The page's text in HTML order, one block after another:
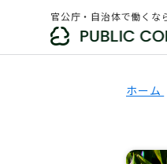
官公庁・自治体で働くな
ホーム